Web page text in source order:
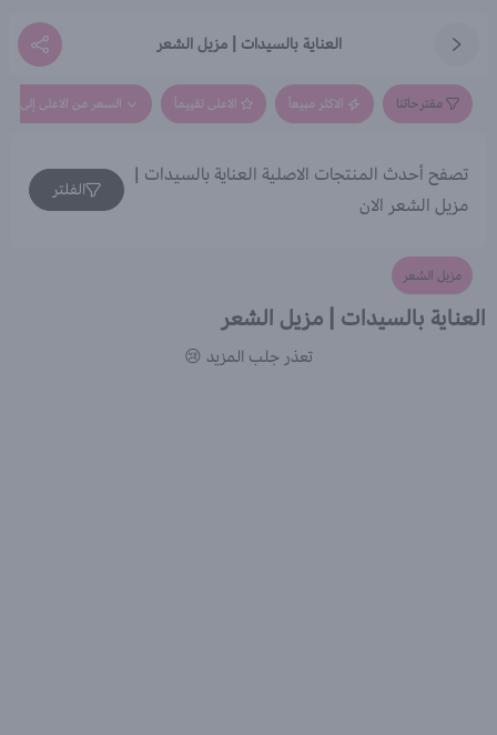
العناية بالسيدات | مزيل الشعر
مقترحاتنا الاكثر مبيعاً الاعلى تقييماً السعر من الاعلى إلى
تصفح أحدث المنتجات الاصلية العناية بالسيدات |
مزيل الشعر الان
الفلتر
مزيل الشعر
العناية بالسيدات | مزيل الشعر
تعذر جلب المزيد 😢